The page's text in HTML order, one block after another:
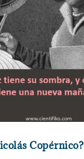
Copérnico?